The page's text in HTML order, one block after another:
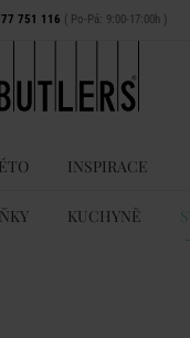
751 116 ( Po-Pá: 9:00-17:00h )
INSPIRACE
KUCHYNĚ